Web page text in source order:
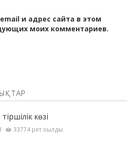
и адрес сайта в этом
моих комментариев.
көзі
33774 рет оқылды